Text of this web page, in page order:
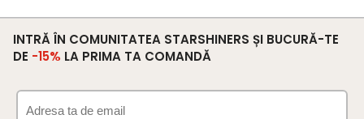
Adaugă o notă vintage garderobei tale cu rochiile cu buline
scurte din colecția 2026, perfecte pentru un aer feminin și
dinamic. Pentru un stil mai versatil,rochiile cu buline midi
din voal sau bumbac, cu imprimeuri fine, sunt alegerea
modern în zilele mai răcoroase.
INTRĂ ÎN COMUNITATEA STARSHINERS ȘI BUCURĂ-TE
DE -15% LA PRIMA TA COMANDĂ